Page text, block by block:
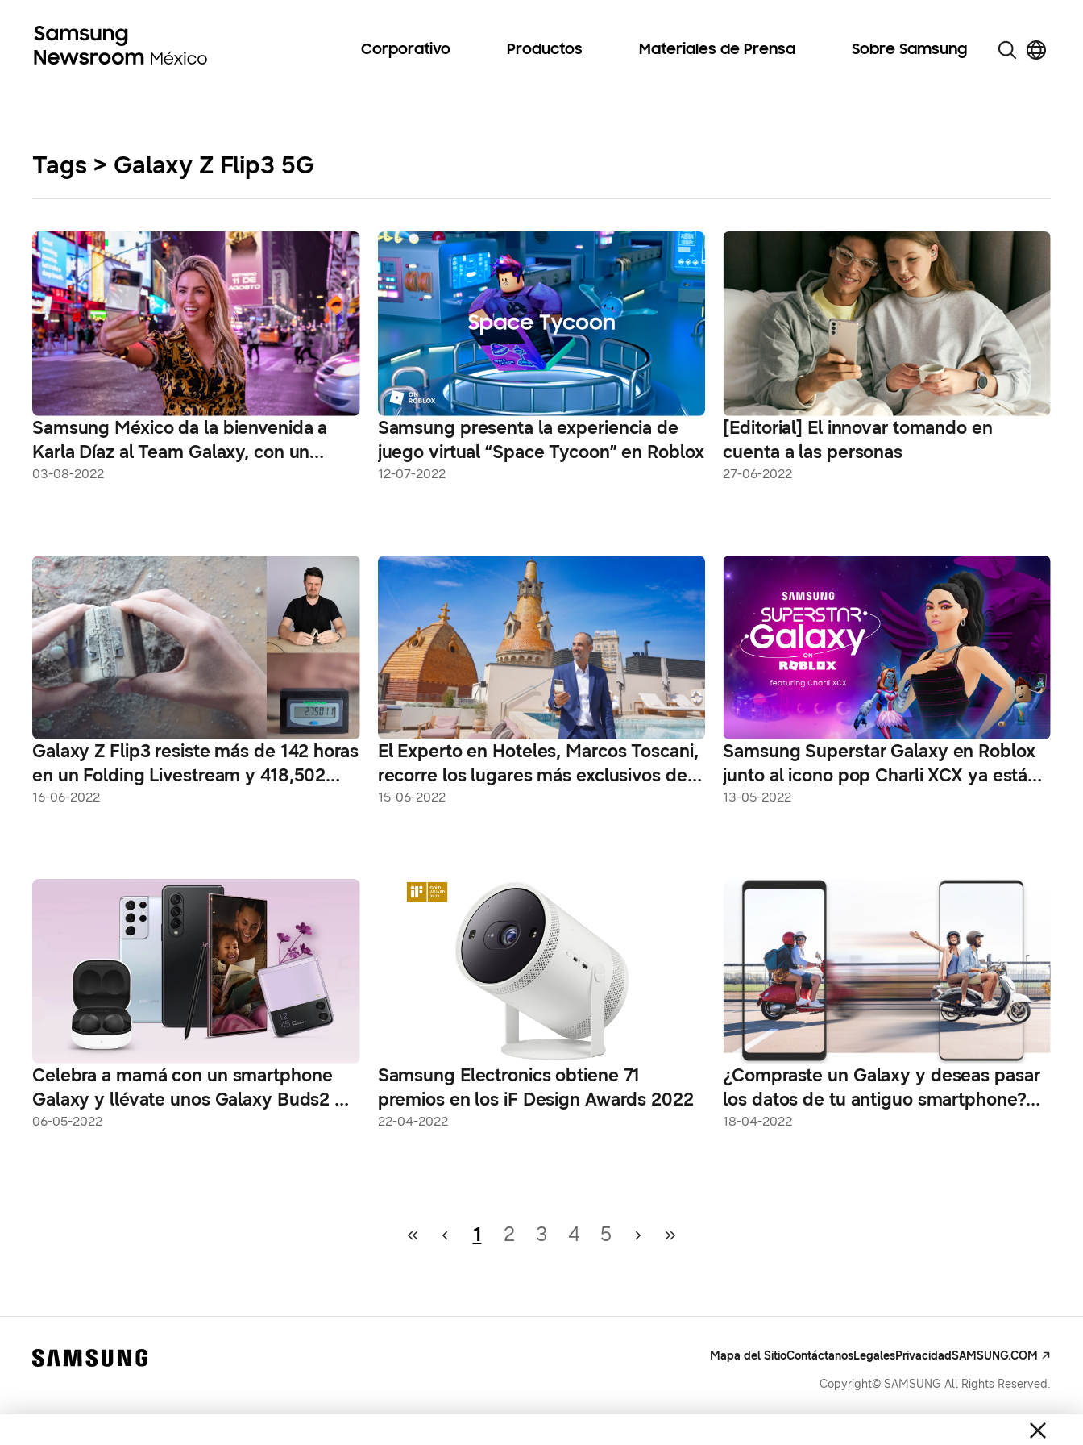
Corporativo Productos Materiales de Prensa Sobre Samsung
Tags > Galaxy Z Flip3 5G
Samsung México da la bienvenida a
Karla Díaz al Team Galaxy, con un
increíble espectacular en Times
03-08-2022
Samsung presenta la experiencia de
juego virtual “Space Tycoon” en Roblox
12-07-2022
[Editorial] El innovar tomando en
cuenta a las personas
27-06-2022
Galaxy Z Flip3 resiste más de 142 horas
en un Folding Livestream y 418,502
dobleces
16-06-2022
El Experto en Hoteles, Marcos Toscani,
recorre los lugares más exclusivos del
mundo junto a su Galaxy Z Flip3
15-06-2022
Samsung Superstar Galaxy en Roblox
junto al icono pop Charli XCX ya está
disponible por tiempo limitado
13-05-2022
Celebra a mamá con un smartphone
Galaxy y llévate unos Galaxy Buds2 de
regalo ¡Aprovecha esta promo!
06-05-2022
Samsung Electronics obtiene 71
premios en los iF Design Awards 2022
22-04-2022
¿Compraste un Galaxy y deseas pasar
los datos de tu antiguo smartphone?
Conoce Smart Switch
18-04-2022
1 2 3 4 5
Mapa del SitioContáctanosLegalesPrivacidadSAMSUNG.COM
Copyright© SAMSUNG All Rights Reserved.